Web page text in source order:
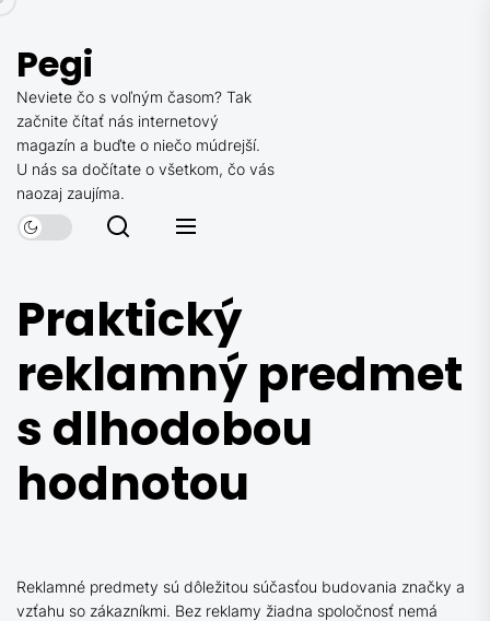
the
content
Pegi
Neviete čo s voľným časom? Tak
začnite čítať nás internetový
magazín a buďte o niečo múdrejší.
U nás sa dočítate o všetkom, čo vás
naozaj zaujíma.
Praktický
reklamný predmet
s dlhodobou
hodnotou
Reklamné predmety sú dôležitou súčasťou budovania značky a
vzťahu so zákazníkmi. Bez reklamy žiadna spoločnosť nemá